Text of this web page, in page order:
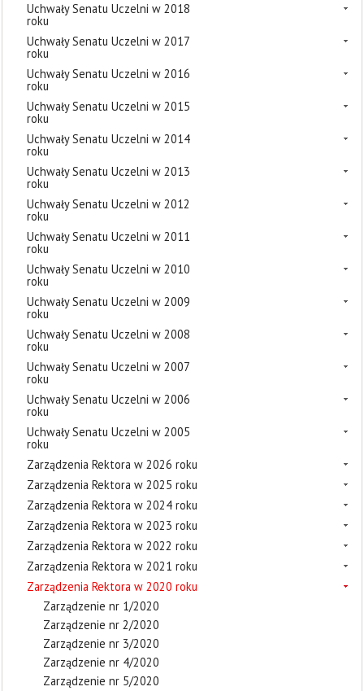
Uchwały Senatu Uczelni w 2018
roku
Uchwały Senatu Uczelni w 2017
roku
Uchwały Senatu Uczelni w 2016
roku
Uchwały Senatu Uczelni w 2015
roku
Uchwały Senatu Uczelni w 2014
roku
Uchwały Senatu Uczelni w 2013
roku
Uchwały Senatu Uczelni w 2012
roku
Uchwały Senatu Uczelni w 2011
roku
Uchwały Senatu Uczelni w 2010
roku
Uchwały Senatu Uczelni w 2009
roku
Uchwały Senatu Uczelni w 2008
roku
Uchwały Senatu Uczelni w 2007
roku
Uchwały Senatu Uczelni w 2006
roku
Uchwały Senatu Uczelni w 2005
roku
Zarządzenia Rektora w 2026 roku
Zarządzenia Rektora w 2025 roku
Zarządzenia Rektora w 2024 roku
Zarządzenia Rektora w 2023 roku
Zarządzenia Rektora w 2022 roku
Zarządzenia Rektora w 2021 roku
Zarządzenia Rektora w 2020 roku
Zarządzenie nr 1/2020
Zarządzenie nr 2/2020
Zarządzenie nr 3/2020
Zarządzenie nr 4/2020
Zarządzenie nr 5/2020